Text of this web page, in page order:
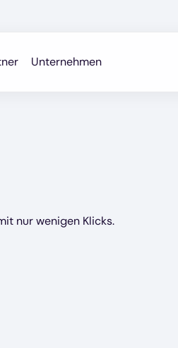
Unternehmen
nur wenigen Klicks.